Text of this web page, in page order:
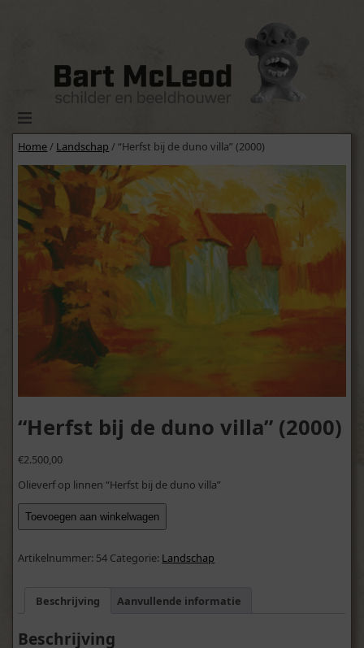
Home/ Landschap / “Herfst bij de duno villa” (2000)
“Herfst bij de duno villa” (2000)
€2.500,00
Olieverf op linnen “Herfst bij de duno villa”
"Herfst
bij
duno
aantal
Toevoegen aan winkelwagen
Artikelnummer: 54 Categorie: Landschap
Beschrijving Aanvullende informatie
Beschrijving